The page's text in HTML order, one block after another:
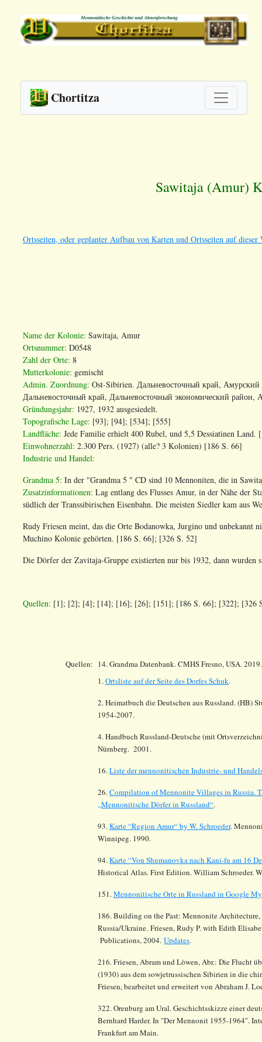
Chortitza
Sawitaja (Amur)
Ortsseiten, oder geplanter Aufbau von Karten und Ortsseiten auf dieser
Name der Kolonie: Sawitaja, Amur
Ortsnummer: D0548
Zahl der Orte: 8
Mutterkolonie: gemischt
Admin. Zuordnung: Ost-Sibirien. Дальневосточный край,
Дальневосточный край, Дальневосточный экономический район,
Gründungsjahr: 1927, 1932 ausgesiedelt.
Topografische Lage: [93]; [94]; [534]; [555]
Landfläche: Jede Familie erhielt 400 Rubel, und 5,5 Dessiatinen Land.
Einwohnerzahl: 2.300 Pers. (1927) (alle? 3 Kolonien) [186 S. 66]
Industrie und Handel:
Grandma 5: In der "Grandma 5 " CD sind 10 Mennoniten, die in
Zusatzinformationen: Lag entlang des Flusses Amur, in der Nähe der
südlich der Transsibirischen Eisenbahn. Die meisten Siedler kam aus
Rudy Friesen meint, das die Orte Bodanowka, Jurgino und unbekannt
Muchino Kolonie gehörten. [186 S. 66]; [326 S. 52]
Die Dörfer der Zavitaja-Gruppe existierten nur bis 1932, dann wurden
Quellen: [1]; [2]; [4]; [14]; [16]; [26]; [151]; [186 S. 66]; [322]; [326
Quellen: 14.Grandma Datenbank. CMHS Fresno, USA. 2019.
1.Ortsliste auf der Seite des Dorfes Schuk.
2. Heimatbuch die Deutschen aus Russland. (HB)
1954-2007.
4. Handbuch Russland-Deutsche (mit
Nürnberg. 2001.
16.Liste der mennonitischen Industrie- und
26.Compilation of Mennonite Villages in Russia.
„Mennonitische Dörfer in Russland“.
93.Karte “Region Amur“ by W. Schroeder.
Winnipeg. 1990.
94.Karte “Von Shumanovka nach Kani-fu am 16
Historical Atlas. First Edition. William Schroeder.
151.Mennonitische Orte in Russland in Google
186. Building on the Past: Mennonite Architecture,
Russia/Ukraine. Friesen, Rudy P. with Edith
Publications, 2004. Updates.
216. Friesen, Abram und Löwen, Abr.: Die Flucht
(1930) aus dem sowjetrussischen Sibirien in die
Friesen, bearbeitet und erweitert von Abraham J.
322. Orenburg am Ural. Geschichtsskizze einer
Bernhard Harder. In "Der Mennonit 1955-1964".
Frankfurt am Main.